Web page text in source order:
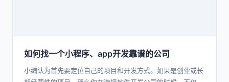
如何找一个小程序、app开发靠谱的公司
小编认为首先要定位自己的项目和开发方式。如果是创业或长